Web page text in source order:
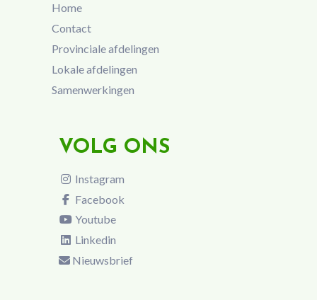
Home
Contact
Provinciale afdelingen
Lokale afdelingen
Samenwerkingen
VOLG ONS
Instagram
Facebook
Youtube
Linkedin
Nieuwsbrief